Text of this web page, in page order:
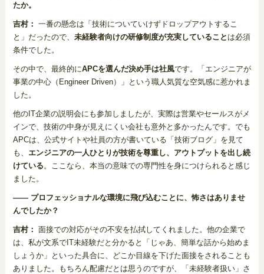
たか。
吉村： 一番の懸念は「技術についていけずドロップアウトするこ
と」だったので、 未経験者向けの研修制度が充実していること は必須
条件でした。
その中で、最終的にAPCを選んだ決め手は社風です。「エンジニアが
事業の中心（Engineer Driven）」という職人気質な空気感に惹かれま
した。
他のIT企業の説明会にも参加しましたが、実際は営業やセールスがメ
インで、技術の中身が見えにくい会社も意外と多かったんです。でも
APCは、公式サイトや社員の方が書いている「技術ブログ」を見て
も、 エンジニアの一人ひとりが技術を尊重し、アウトプットを出し続
けている。ここなら、本当の意味での専門性を身につけられると感じ
ました。
―― プロフェッショナルな環境に飛び込むことに、怖さはありませ
んでしたか？
吉村： 面接での対応がその不安を払拭してくれました。他の企業で
は、私が文系でIT未経験だと分かると「じゃあ、簡単な話から始めま
しょうか」といった具合に、どこか目線を下げた面接をされることも
ありました。もちろん配慮だとは思うのですが、「未経験者扱い」さ